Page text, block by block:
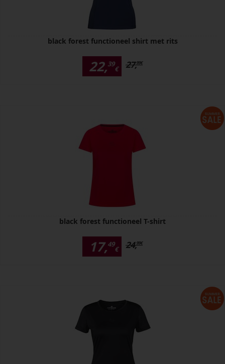
black forest functioneel shirt met rits
22,39
€ 27,99€
black forest functioneel T-shirt
17,49
€ 24,99€